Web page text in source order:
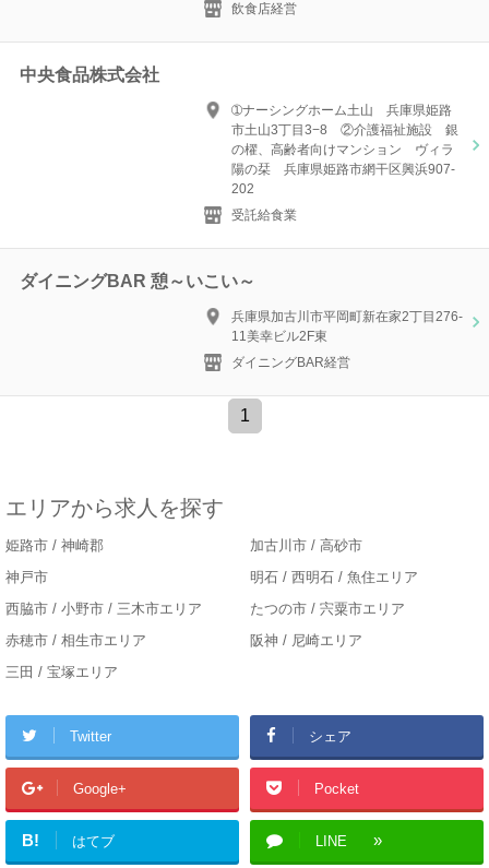
飲食店経営
中央食品株式会社
➀ナーシングホーム土山 兵庫県姫路
市土山3丁目3−8 ②介護福祉施設 銀
の櫂、高齢者向けマンション ヴィラ
陽の栞 兵庫県姫路市網干区興浜907-
202
受託給食業
ダイニングBAR 憩～いこい～
兵庫県加古川市平岡町新在家2丁目276-
11美幸ビル2F東
ダイニングBAR経営
1
エリアから求人を探す
姫路市 / 神崎郡
加古川市 / 高砂市
神戸市
明石 / 西明石 / 魚住エリア
西脇市 / 小野市 / 三木市エリア
たつの市 / 宍粟市エリア
赤穂市 / 相生市エリア
阪神 / 尼崎エリア
三田 / 宝塚エリア
Twitter シェア
Google+ Pocket
B! はてブ LINE